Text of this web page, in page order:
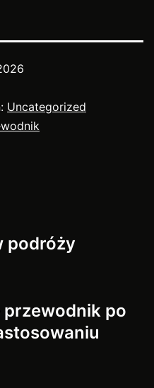
Uncategorized
podróży
przewodnik po